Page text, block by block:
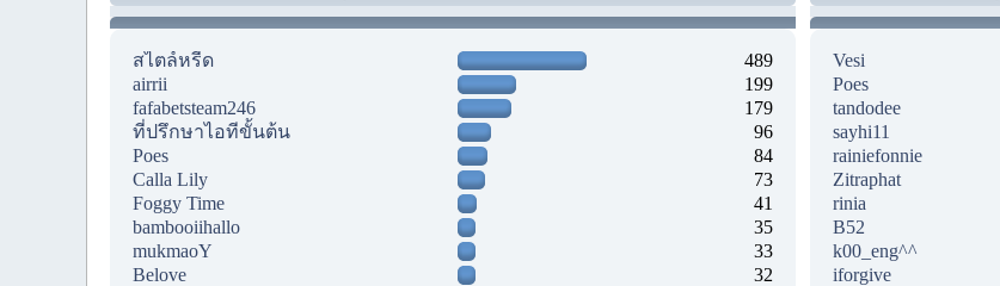
สไตล์หรีด
489
airrii
199
fafabetsteam246
179
ที่ปรึกษาไอทีขั้นต้น
96
Poes
84
Calla Lily
73
Foggy Time
41
bambooiihallo
35
mukmaoY
33
Belove
32
Vesi
Poes
tandodee
sayhi11
rainiefonnie
Zitraphat
rinia
B52
k00_eng^^
iforgive